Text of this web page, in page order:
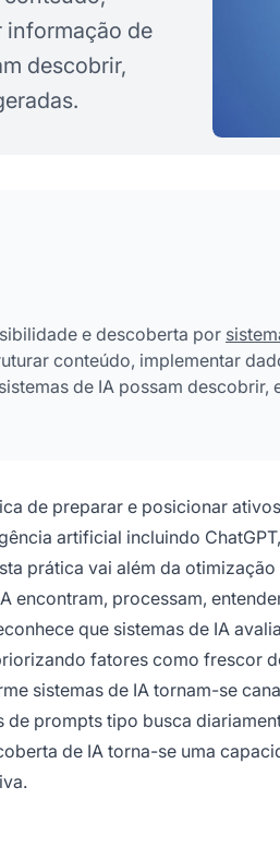
informação de
descobrir,
e descoberta por
conteúdo, implementar
de IA possam descobrir,
de preparar e posicionar
artificial incluindo
prática vai além da
encontram, processam,
que sistemas de IA
fatores como frescor
sistemas de IA tornam-se
prompts tipo busca
de IA torna-se uma